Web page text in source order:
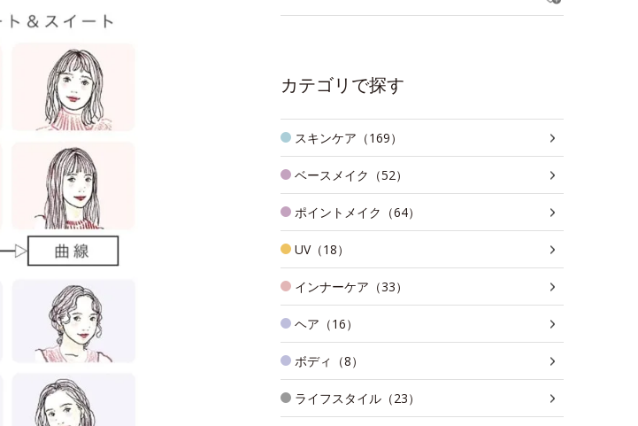
カテゴリで探す
スキンケア（169）
ベースメイク（52）
ポイントメイク（64）
UV（18）
インナーケア（33）
ヘア（16）
ボディ（8）
ライフスタイル（23）